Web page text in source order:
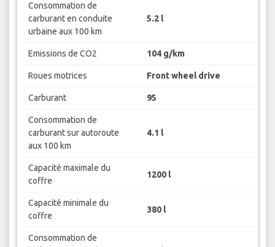
Consommation de
carburant en conduite
urbaine aux 100 km
5.2 l
Emissions de CO2 104 g/km
Roues motrices Front wheel drive
Carburant 95
Consommation de
carburant sur autoroute
aux 100 km
4.1 l
Capacité maximale du
coffre
1200 l
Capacité minimale du
coffre
380 l
Consommation de